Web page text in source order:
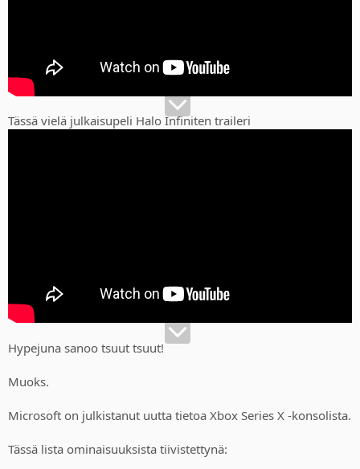
Tässä vielä julkaisupeli Halo Infiniten traileri
Hypejuna sanoo tsuut tsuut!
Muoks.
Microsoft on julkistanut uutta tietoa Xbox Series X -konsolista.
Tässä lista ominaisuuksista tiivistettynä: